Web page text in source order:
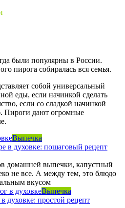
были популярны в России.
пирога собиралась вся семья.
собой универсальный
еды, если начинкой сделать
если со сладкой начинкой
Пироги дают огромные
Выпечка
в духовке: пошаговый рецепт
домашней выпечки, капустный
не все. А между тем, это блюдо
вкусом
Выпечка
духовке: простой рецепт